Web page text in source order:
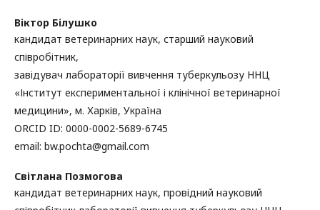
Віктор Білушко
кандидат ветеринарних наук, старший науковий
співробітник,
завідувач лабораторії вивчення туберкульозу ННЦ
«Інститут експериментальної і клінічної ветеринарної
медицини», м. Харків, Україна
ORCID ID: 0000-0002-5689-6745
email: bw.pochta@gmail.com
Світлана Позмогова
кандидат ветеринарних наук, провідний науковий